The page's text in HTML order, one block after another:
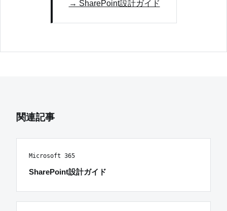
→ SharePoint設計ガイド
関連記事
Microsoft 365
SharePoint設計ガイド